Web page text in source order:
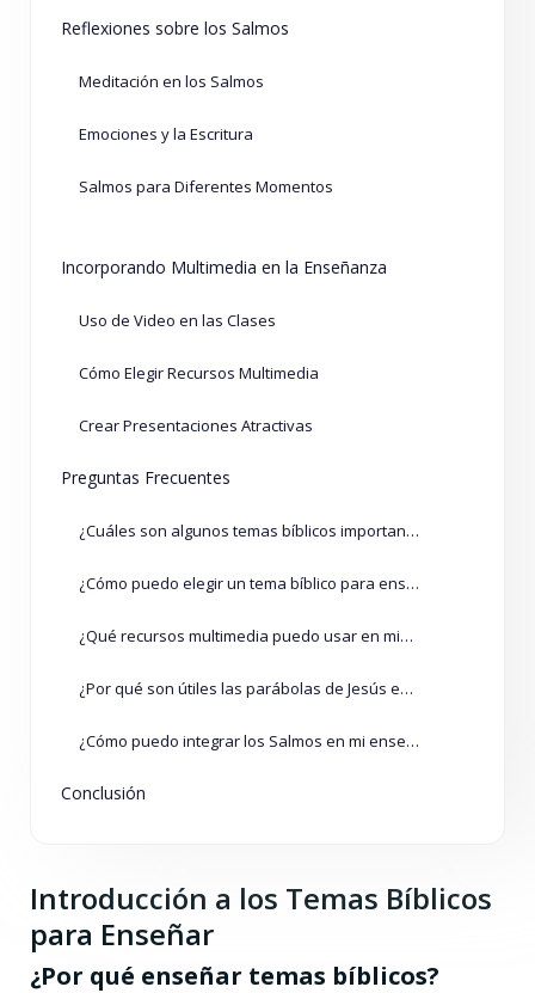
Reflexiones sobre los Salmos
Meditación en los Salmos
Emociones y la Escritura
Salmos para Diferentes Momentos
Incorporando Multimedia en la Enseñanza
Uso de Video en las Clases
Cómo Elegir Recursos Multimedia
Crear Presentaciones Atractivas
Preguntas Frecuentes
¿Cuáles son algunos temas bíblicos importantes para enseñar?
¿Cómo puedo elegir un tema bíblico para enseñar?
¿Qué recursos multimedia puedo usar en mis enseñanzas?
¿Por qué son útiles las parábolas de Jesús en la enseñanza?
¿Cómo puedo integrar los Salmos en mi enseñanza?
Conclusión
Introducción a los Temas Bíblicos
para Enseñar
¿Por qué enseñar temas bíblicos?